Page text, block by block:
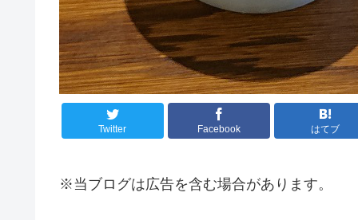
Twitter Facebook はてブ
※当ブログは広告を含む場合があります。